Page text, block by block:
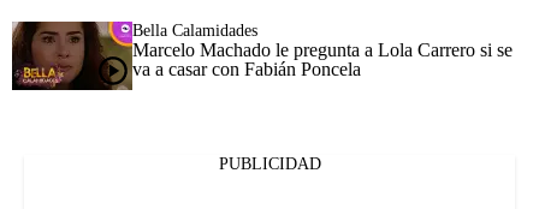
Bella Calamidades
Marcelo Machado le pregunta a Lola Carrero si se
va a casar con Fabián Poncela
PUBLICIDAD